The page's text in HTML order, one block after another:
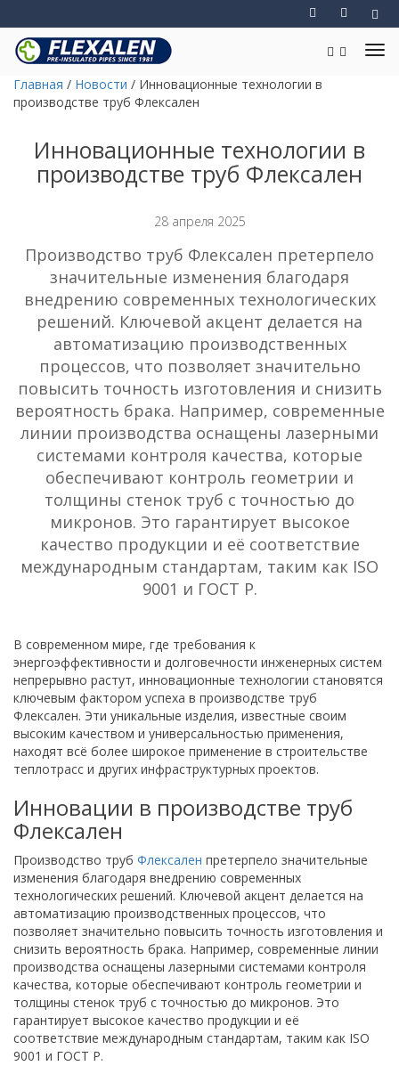
Главная / Новости / Инновационные технологии в
производстве труб Флексален
Инновационные технологии в
производстве труб Флексален
28 апреля 2025
Производство труб Флексален претерпело
значительные изменения благодаря
внедрению современных технологических
решений. Ключевой акцент делается на
автоматизацию производственных
процессов, что позволяет значительно
повысить точность изготовления и снизить
вероятность брака. Например, современные
линии производства оснащены лазерными
системами контроля качества, которые
обеспечивают контроль геометрии и
толщины стенок труб с точностью до
микронов. Это гарантирует высокое
качество продукции и её соответствие
международным стандартам, таким как ISO
9001 и ГОСТ Р.
В современном мире, где требования к
энергоэффективности и долговечности инженерных систем
непрерывно растут, инновационные технологии становятся
ключевым фактором успеха в производстве труб
Флексален. Эти уникальные изделия, известные своим
высоким качеством и универсальностью применения,
находят всё более широкое применение в строительстве
теплотрасс и других инфраструктурных проектов.
Инновации в производстве труб
Флексален
Производство труб Флексален претерпело значительные
изменения благодаря внедрению современных
технологических решений. Ключевой акцент делается на
автоматизацию производственных процессов, что
позволяет значительно повысить точность изготовления и
снизить вероятность брака. Например, современные линии
производства оснащены лазерными системами контроля
качества, которые обеспечивают контроль геометрии и
толщины стенок труб с точностью до микронов. Это
гарантирует высокое качество продукции и её
соответствие международным стандартам, таким как ISO
9001 и ГОСТ Р.